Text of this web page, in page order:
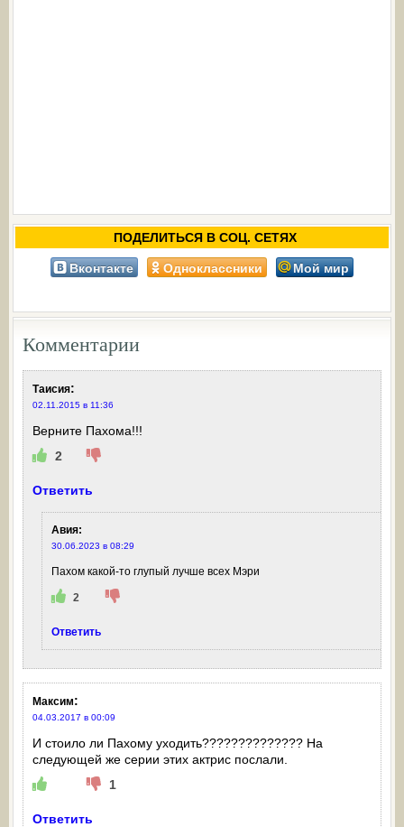
ПОДЕЛИТЬСЯ В СОЦ. СЕТЯХ
Вконтакте Одноклассники Мой мир
Комментарии
Таисия:
02.11.2015 в 11:36
Верните Пахома!!!
2
Ответить
Авия:
30.06.2023 в 08:29
Пахом какой-то глупый лучше всех Мэри
2
Ответить
Максим:
04.03.2017 в 00:09
И стоило ли Пахому уходить?????????????? На
следующей же серии этих актрис послали.
1
Ответить